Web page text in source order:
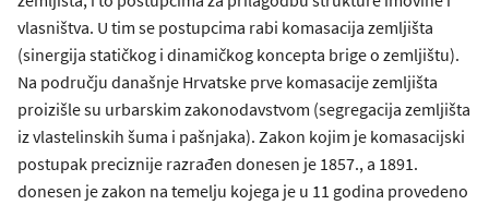
vlasništva. U tim se postupcima rabi komasacija zemljišta
(sinergija statičkog i dinamičkog koncepta brige o zemljištu).
Na području današnje Hrvatske prve komasacije zemljišta
proizišle su urbarskim zakonodavstvom (segregacija zemljišta
iz vlastelinskih šuma i pašnjaka). Zakon kojim je komasacijski
postupak preciznije razrađen donesen je 1857., a 1891.
donesen je zakon na temelju kojega je u 11 godina provedeno